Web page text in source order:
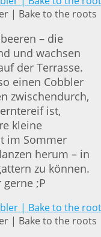
| Bake to the roots
– die
und wachsen
der Terrasse.
einen Cobbler
zwischendurch,
ist,
kleine
im Sommer
herum – in
zu können.
;P
| Bake to the roots